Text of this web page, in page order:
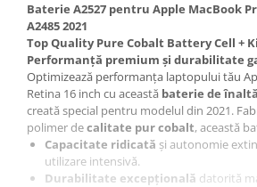
iPhone 15 Pro Max
iPhone 16 Plus
iPhone 17
iPhone 15 Pro
iPhone 16
iPhone 15 Plus
Baterie A2527 pentru Apple MacBook
A2485 2021
Top Quality Pure Cobalt Battery Cell +
Performanță premium și durabilitate
Optimizează performanța laptopului tău
Retina 16 inch cu această baterie de
creată special pentru modelul din 2021.
polimer decalitate pur cobalt, această
Capacitate ridicată și autonomie
utilizare intensivă.
Durabilitate excepțională datorită